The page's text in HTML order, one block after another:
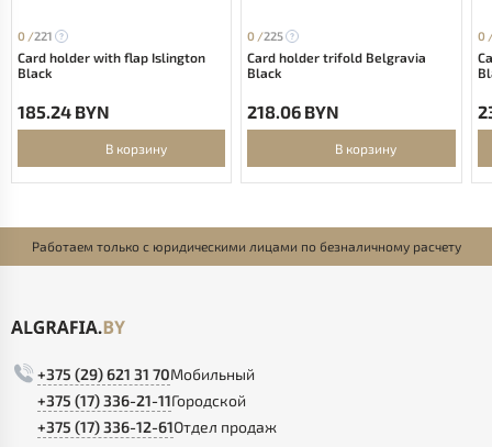
0 /221
Card holder with flap Islington
Black
185.24 BYN
В корзину
0 /225
Card holder trifold Belgravia
Black
218.06 BYN
В корзину
0
Работаем только с юридическими лицами по безналичному расчету
+375 (29) 621 31 70Мобильный
+375 (17) 336-21-11Городской
+375 (17) 336-12-61Отдел продаж